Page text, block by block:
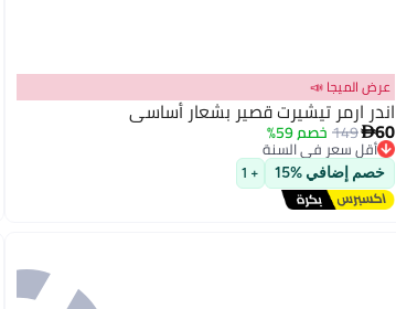
2
عرض الميجا 📣
اندر ارمر تيشيرت قصير بشعار أساسي
60
149 خصم 59%
أقل سعر في السنة
توصيل مجاني
أقل سعر في السنة
خصم إضافي %15 + 1